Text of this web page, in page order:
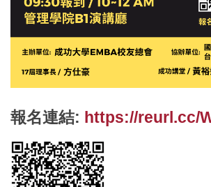
報名連結: https://reurl.cc/